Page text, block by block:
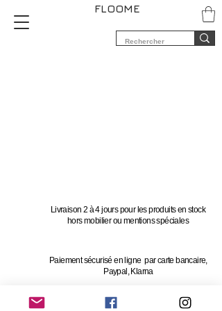
FLOOME
Livraison 2 à 4 jours pour les produits en stock
hors mobilier ou mentions spéciales
Paiement sécurisé en ligne par carte bancaire,
Paypal, Klarna
Vous avez 14 jours pour changer d'avis